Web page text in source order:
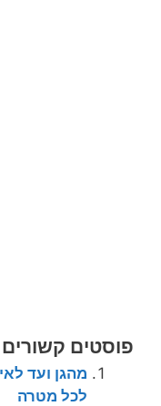
פוסטים
מהגן ועד
לכל מטרה